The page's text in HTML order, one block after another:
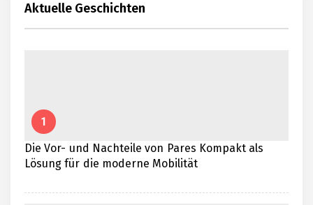
Aktuelle Geschichten
1
Die Vor- und Nachteile von Pares Kompakt als
Lösung für die moderne Mobilität